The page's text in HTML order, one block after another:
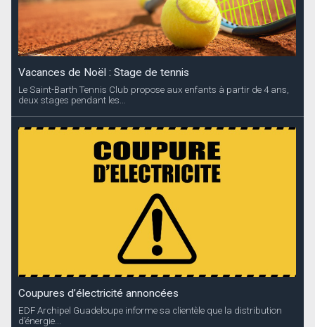
Vacances de Noël : Stage de tennis
Le Saint-Barth Tennis Club propose aux enfants à partir de 4 ans,
deux stages pendant les...
Coupures d’électricité annoncées
EDF Archipel Guadeloupe informe sa clientèle que la distribution
d’énergie...